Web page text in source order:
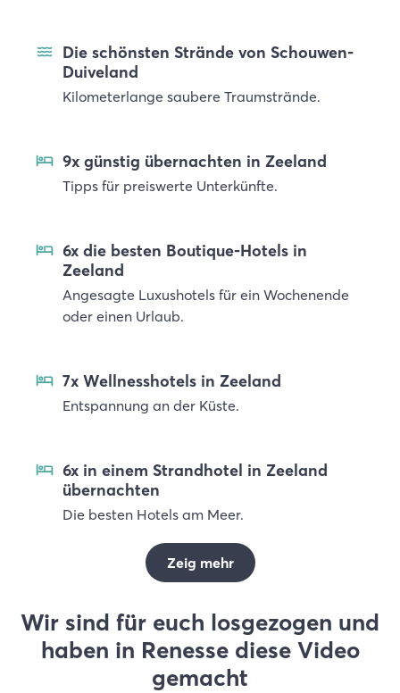
Die schönsten Strände von Schouwen-
Duiveland
Kilometerlange saubere Traumstrände.
9x günstig übernachten in Zeeland
Tipps für preiswerte Unterkünfte.
6x die besten Boutique-Hotels in
Zeeland
Angesagte Luxushotels für ein Wochenende
oder einen Urlaub.
7x Wellnesshotels in Zeeland
Entspannung an der Küste.
6x in einem Strandhotel in Zeeland
übernachten
Die besten Hotels am Meer.
Zeig mehr
Wir sind für euch losgezogen und
haben in Renesse diese Video
gemacht